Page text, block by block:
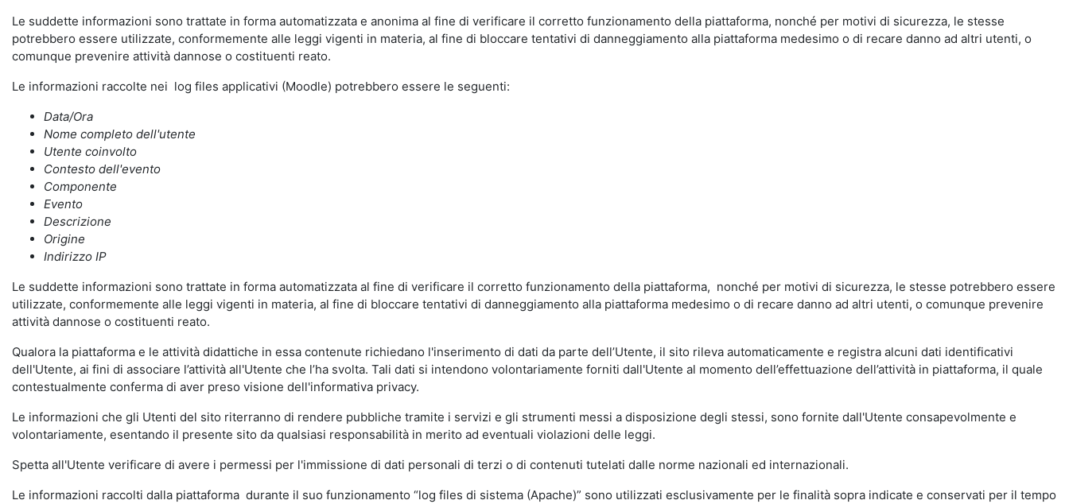
Le suddette informazioni sono trattate in forma automatizzata e anonima al fine di verificare il corretto funzionamento della piattaforma, nonché per motivi di sicurezza, le stesse
potrebbero essere utilizzate, conformemente alle leggi vigenti in materia, al fine di bloccare tentativi di danneggiamento alla piattaforma medesimo o di recare danno ad altri utenti, o
comunque prevenire attività dannose o costituenti reato.
Le informazioni raccolte nei log files applicativi (Moodle) potrebbero essere le seguenti:
Data/Ora
Nome completo dell'utente
Utente coinvolto
Contesto dell'evento
Componente
Evento
Descrizione
Origine
Indirizzo IP
Le suddette informazioni sono trattate in forma automatizzata al fine di verificare il corretto funzionamento della piattaforma, nonché per motivi di sicurezza, le stesse potrebbero essere
utilizzate, conformemente alle leggi vigenti in materia, al fine di bloccare tentativi di danneggiamento alla piattaforma medesimo o di recare danno ad altri utenti, o comunque prevenire
attività dannose o costituenti reato.
Qualora la piattaforma e le attività didattiche in essa contenute richiedano l'inserimento di dati da parte dell’Utente, il sito rileva automaticamente e registra alcuni dati identificativi
dell'Utente, ai fini di associare l’attività all'Utente che l’ha svolta. Tali dati si intendono volontariamente forniti dall'Utente al momento dell’effettuazione dell’attività in piattaforma, il quale
contestualmente conferma di aver preso visione dell'informativa privacy.
Le informazioni che gli Utenti del sito riterranno di rendere pubbliche tramite i servizi e gli strumenti messi a disposizione degli stessi, sono fornite dall'Utente consapevolmente e
volontariamente, esentando il presente sito da qualsiasi responsabilità in merito ad eventuali violazioni delle leggi.
Spetta all'Utente verificare di avere i permessi per l'immissione di dati personali di terzi o di contenuti tutelati dalle norme nazionali ed internazionali.
Le informazioni raccolti dalla piattaforma durante il suo funzionamento “log files di sistema (Apache)” sono utilizzati esclusivamente per le finalità sopra indicate e conservati per il tempo